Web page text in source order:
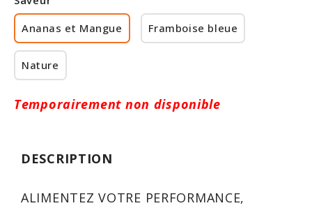
Ananas et Mangue
Framboise bleue
Nature
Temporairement non disponible
DESCRIPTION
ALIMENTEZ VOTRE PERFORMANCE,
Rabais